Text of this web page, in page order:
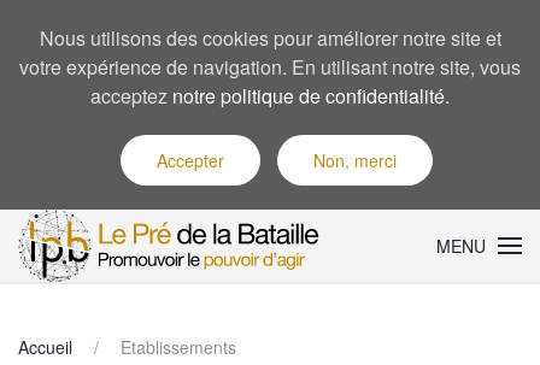
Nous utilisons des cookies pour améliorer notre site et
votre expérience de navigation. En utilisant notre site, vous
acceptez notre politique de confidentialité.
Accepter Non, merci
MENU
Accueil Etablissements